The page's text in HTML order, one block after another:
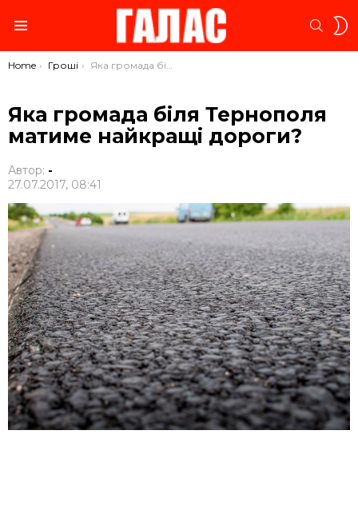
You are here:
Home Гроші Яка громада біля Тернополя матиме найкращі дороги?
Яка громада біля Тернополя
матиме найкращі дороги?
Автор: -
27.07.2017, 08:41